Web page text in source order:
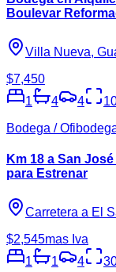
Boulevar
Villa Nueva,
$7,450
1
4 4
Bodega /
Km 18 a San
para Estrenar
Carretera a El
$2,545mas Iva
1
1 4